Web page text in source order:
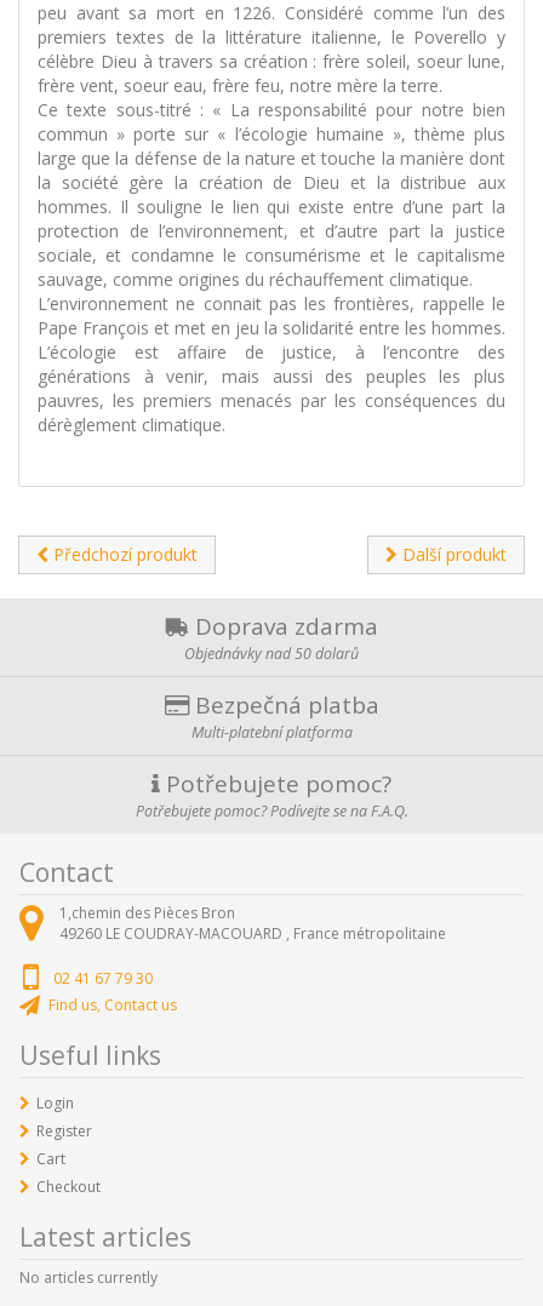
peu avant sa mort en 1226. Considéré comme l’un des
premiers textes de la littérature italienne, le Poverello y
célèbre Dieu à travers sa création : frère soleil, soeur lune,
frère vent, soeur eau, frère feu, notre mère la terre.
Ce texte sous-titré : « La responsabilité pour notre bien
commun » porte sur « l’écologie humaine », thème plus
large que la défense de la nature et touche la manière dont
la société gère la création de Dieu et la distribue aux
hommes. Il souligne le lien qui existe entre d’une part la
protection de l’environnement, et d’autre part la justice
sociale, et condamne le consumérisme et le capitalisme
sauvage, comme origines du réchauffement climatique.
L’environnement ne connait pas les frontières, rappelle le
Pape François et met en jeu la solidarité entre les hommes.
L’écologie est affaire de justice, à l’encontre des
générations à venir, mais aussi des peuples les plus
pauvres, les premiers menacés par les conséquences du
dérèglement climatique.
Předchozí produkt Další produkt
Doprava zdarma
Objednávky nad 50 dolarů
Bezpečná platba
Multi-platební platforma
Potřebujete pomoc?
Potřebujete pomoc? Podívejte se na F.A.Q.
Contact
1,chemin des Pièces Bron
49260 LE COUDRAY-MACOUARD , France métropolitaine
02 41 67 79 30
Find us, Contact us
Useful links
Login
Register
Cart
Checkout
Latest articles
No articles currently